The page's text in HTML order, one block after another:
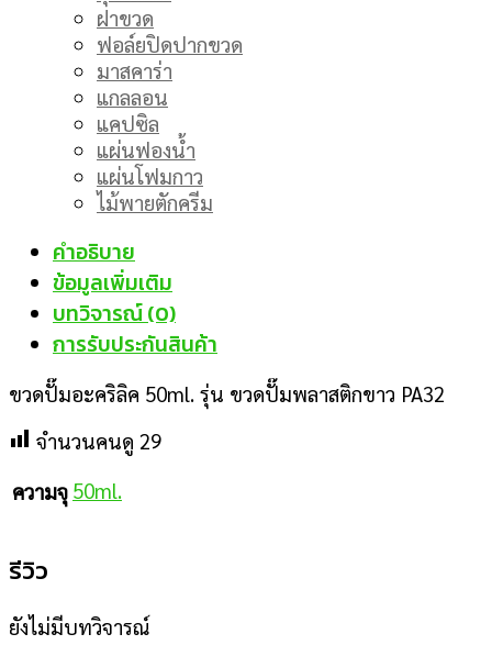
ฝาขวด
ฟอล์ยปิดปากขวด
มาสคาร่า
แกลลอน
แคปซิล
แผ่นฟองน้ำ
แผ่นโฟมกาว
ไม้พายตักครีม
คำอธิบาย
ข้อมูลเพิ่มเติม
บทวิจารณ์ (0)
การรับประกันสินค้า
ขวดปั๊มอะคริลิค 50ml. รุ่น ขวดปั๊มพลาสติกขาว PA32
จำนวนคนดู 29
ความจุ 50ml.
รีวิว
ยังไม่มีบทวิจารณ์